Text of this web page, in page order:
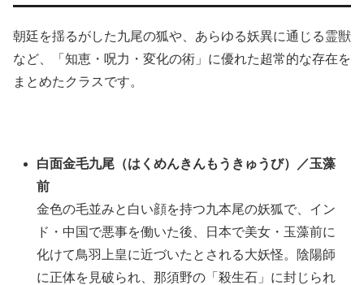
朝廷を揺るがした九尾の狐や、あらゆる妖異に通じる霊獣
など、「知恵・呪力・変化の術」に優れた超常的な存在を
まとめたクラスです。
白面金毛九尾（はくめんきんもうきゅうび）／玉藻
前
金色の毛並みと白い顔を持つ九本尾の妖狐で、イン
ド・中国で悪事を働いた後、日本で美女・玉藻前に
化けて鳥羽上皇に近づいたとされる大妖怪。陰陽師
に正体を見破られ、那須野の「殺生石」に封じられ